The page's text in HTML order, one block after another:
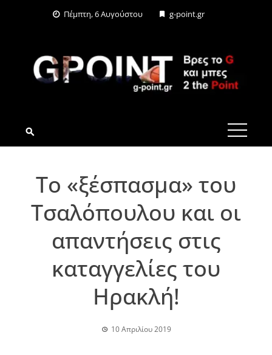
Πέμπτη, 6 Αυγούστου g-point.gr
G-POINT.GR
Το «ξέσπασμα» του
Τσαλόπουλου και οι
απαντήσεις στις
καταγγελίες του
Ηρακλή!
10 Απριλίου 2019